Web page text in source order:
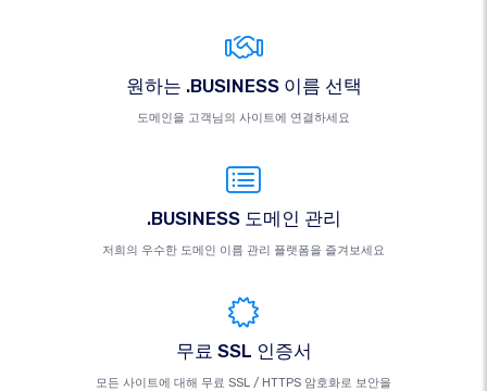
원하는 .BUSINESS 이름 선택
도메인을 고객님의 사이트에 연결하세요
.BUSINESS 도메인 관리
저희의 우수한 도메인 이름 관리 플랫폼을 즐겨보세요
무료 SSL 인증서
모든 사이트에 대해 무료 SSL / HTTPS 암호화로 보안을